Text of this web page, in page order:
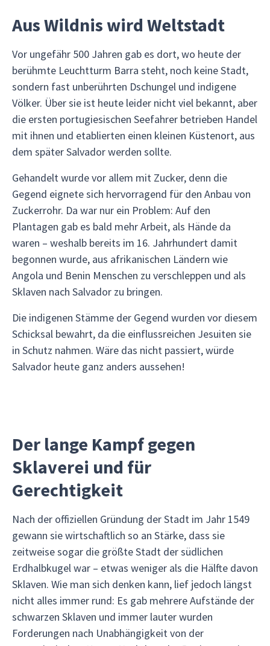
Aus Wildnis wird Weltstadt
Vor ungefähr 500 Jahren gab es dort, wo heute der
berühmte Leuchtturm Barra steht, noch keine Stadt,
sondern fast unberührten Dschungel und indigene
Völker. Über sie ist heute leider nicht viel bekannt, aber
die ersten portugiesischen Seefahrer betrieben Handel
mit ihnen und etablierten einen kleinen Küstenort, aus
dem später Salvador werden sollte.
Gehandelt wurde vor allem mit Zucker, denn die
Gegend eignete sich hervorragend für den Anbau von
Zuckerrohr. Da war nur ein Problem: Auf den
Plantagen gab es bald mehr Arbeit, als Hände da
waren – weshalb bereits im 16. Jahrhundert damit
begonnen wurde, aus afrikanischen Ländern wie
Angola und Benin Menschen zu verschleppen und als
Sklaven nach Salvador zu bringen.
Die indigenen Stämme der Gegend wurden vor diesem
Schicksal bewahrt, da die einflussreichen Jesuiten sie
in Schutz nahmen. Wäre das nicht passiert, würde
Salvador heute ganz anders aussehen!
Der lange Kampf gegen
Sklaverei und für
Gerechtigkeit
Nach der offiziellen Gründung der Stadt im Jahr 1549
gewann sie wirtschaftlich so an Stärke, dass sie
zeitweise sogar die größte Stadt der südlichen
Erdhalbkugel war – etwas weniger als die Hälfte davon
Sklaven. Wie man sich denken kann, lief jedoch längst
nicht alles immer rund: Es gab mehrere Aufstände der
schwarzen Sklaven und immer lauter wurden
Forderungen nach Unabhängigkeit von der